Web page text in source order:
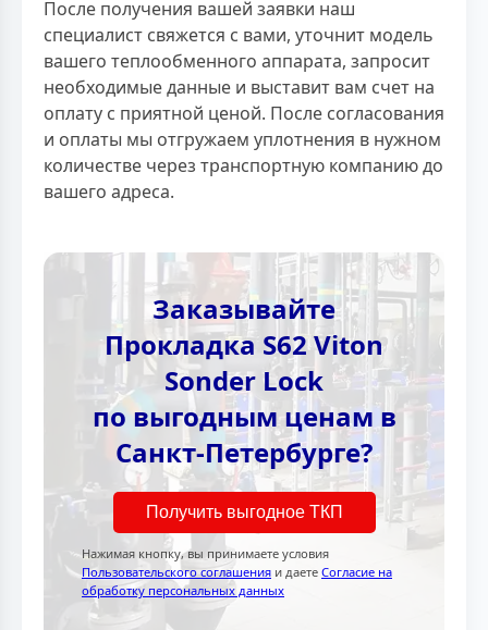
После получения вашей заявки наш
специалист свяжется с вами, уточнит модель
вашего теплообменного аппарата, запросит
необходимые данные и выставит вам счет на
оплату с приятной ценой. После согласования
и оплаты мы отгружаем уплотнения в нужном
количестве через транспортную компанию до
вашего адреса.
Заказывайте
Прокладка S62 Viton
Sonder Lock
по выгодным ценам в
Санкт-Петербурге?
Получить выгодное ТКП
Нажимая кнопку, вы принимаете условия
Пользовательского соглашения и даете Согласие на
обработку персональных данных